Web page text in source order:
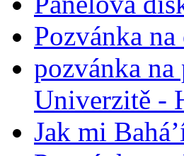
Pozvánka
pozvánka
Univerzitě -
Jak mi